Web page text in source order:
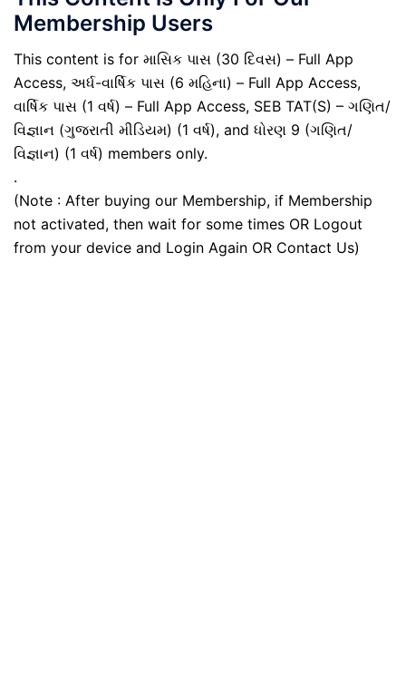
Membership Users
This content is for માસિક પાસ (30 દિવસ) – Full App
Access, અર્ધ-વાર્ષિક પાસ (6 મહિના) – Full App Access,
વાર્ષિક પાસ (1 વર્ષ) – Full App Access, SEB TAT(S) – ગણિત/
વિજ્ઞાન (ગુજરાતી મીડિયમ) (1 વર્ષ), and ધોરણ 9 (ગણિત/
વિજ્ઞાન) (1 વર્ષ) members only.
.
(Note : After buying our Membership, if Membership
not activated, then wait for some times OR Logout
from your device and Login Again OR Contact Us)